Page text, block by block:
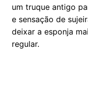
um truque antigo
e sensação de
deixar a esponja
regular.